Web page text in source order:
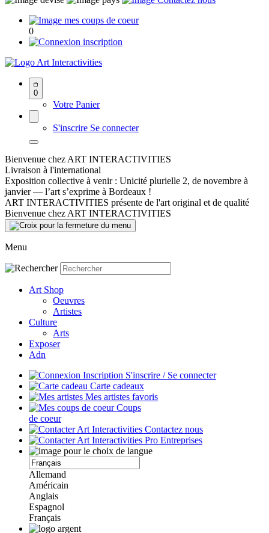
0
Art Interactivities
0
Votre Panier
S'inscrire Se connecter
Bienvenue chez ART INTERACTIVITIES
Livraison à l'international
Exposition collective à venir : Unicité plurielle 2, de novembre à
janvier — l’art s’exprime à Bordeaux !
ART INTERACTIVITIES présente de l'art original et de qualité
Bienvenue chez ART INTERACTIVITIES
Menu
Art Shop
Oeuvres
Artistes
Culture
Arts
Exposer
Adn
S'inscrire / Se connecter
Carte cadeaux
Mes artistes favoris
Coups
de coeur
Contactez nous
Entreprises
Allemand
Américain
Anglais
Espagnol
Français